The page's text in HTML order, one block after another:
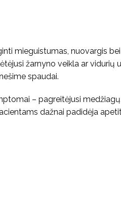
mieguistumas, nuovargis
žarnyno veikla ar vidurių
spaudai.
– pagreitėjusi
dažnai padidėja